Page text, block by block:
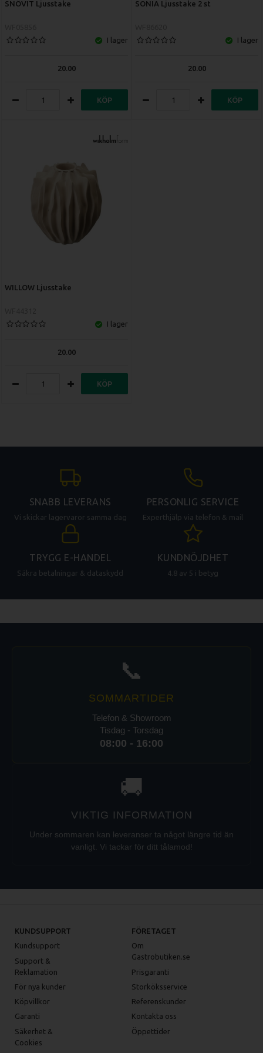
SNÖVIT Ljusstake
I lager
20.00
KÖP
SONIA Ljusstake 2 st
I lager
20.00
KÖP
WILLOW Ljusstake
I lager
20.00
KÖP
SNABB LEVERANS
Vi skickar lagervaror samma dag
PERSONLIG SERVICE
Experthjälp via telefon & mail
TRYGG E-HANDEL
Säkra betalningar & dataskydd
KUNDNÖJDHET
4.8 av 5 i betyg
📞
SOMMARTIDER
Telefon & Showroom
Tisdag - Torsdag
08:00 - 16:00
🚚
VIKTIG INFORMATION
Under sommaren kan leveranser ta något längre tid än
vanligt. Vi tackar för ditt tålamod!
KUNDSUPPORT
Kundsupport
Support &
Reklamation
För nya kunder
Köpvillkor
Garanti
Säkerhet &
Cookies
FÖRETAGET
Om
Gastrobutiken.se
Prisgaranti
Storköksservice
Referenskunder
Kontakta oss
Öppettider